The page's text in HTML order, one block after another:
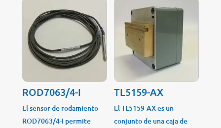
ROD7063/4-I
El sensor de rodamiento
ROD7063/4-I permite
TL5159-AX
El TL5159-AX es un
conjunto de una caja de